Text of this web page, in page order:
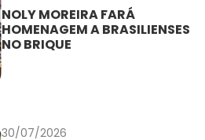
NOLY MOREIRA FARÁ
HOMENAGEM A BRASILIENSES
NO BRIQUE
30/07/2026